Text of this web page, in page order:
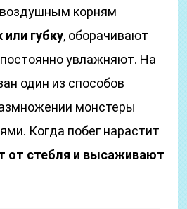
воздушным корням
губку, оборачивают
увлажняют. На
один из способов
монстеры
Когда побег нарастит
от стебля и высаживают